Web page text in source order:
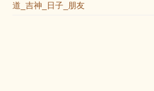
道_吉神_日子_朋友